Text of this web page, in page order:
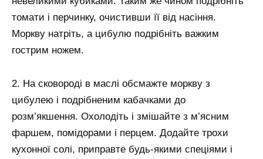
томати і перчинку, очистивши її від насіння.
Моркву натріть, а цибулю подрібніть важким
гострим ножем.
2. На сковороді в маслі обсмажте моркву з
цибулею і подрібненим кабачками до
розм’якшення. Охолодіть і змішайте з м’ясним
фаршем, помідорами і перцем. Додайте трохи
кухонної солі, приправте будь-якими спеціями і